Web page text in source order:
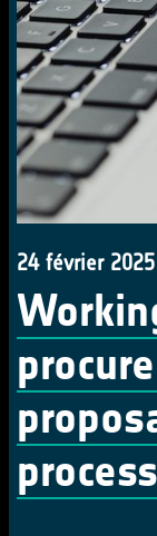
24 février 2025
process